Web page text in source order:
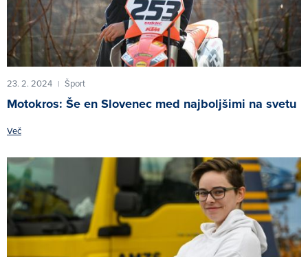
23. 2. 2024 | Šport
Motokros: Še en Slovenec med najboljšimi na svetu
Več